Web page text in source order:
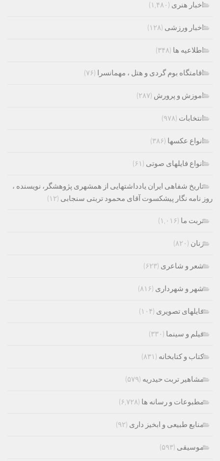
اخبار هنری (۱,۴۸۰)
اخبار ورزشی (۱۲۸)
اطلاعیه ها (۳۴۸)
اقامتگاه بوم گردی و هتل ، مهمانسرا (۷۶)
اموزش و پرورش (۲۸۷)
انتخابات (۹۷۸)
انواع عکسها (۳۸۶)
انواع فایلهای صوتی (۶۱)
تاریخ شفاهی ایران یادداشتهایی از همشهری پژوهشگر، نویسنده ،
روز نامه نگار پیشکسوت آقای محمود تربتی سنجابی (۱۲)
تربت ما (۱,۰۱۶)
زنان (۸۲۰)
شعر و شاعری (۶۲۳)
شهر و شهرداری (۸۱۶)
فایلهای تصویری (۱۰۴)
فیلم و سینما (۳۳۰)
کتاب و کتابخانه (۸۳۱)
مشاهیر تربت حیدریه (۵۷۹)
مطبوعات و رسانه ها (۶,۷۲۸)
منابع طبیعی و ابخیز داری (۹۲)
موسیقی (۵۹۳)